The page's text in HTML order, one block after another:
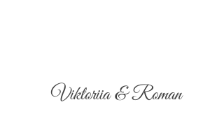
Viktoriia & Roman